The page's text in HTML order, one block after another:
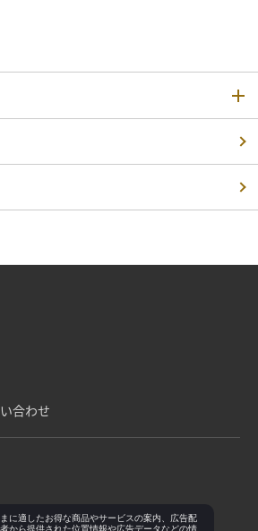
合わせ
に適したお得な商品やサービスの案内、広告配
から提供された位置情報や広告データなどの情